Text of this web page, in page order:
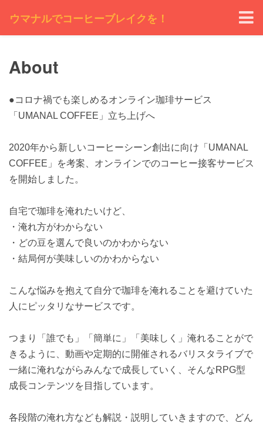
ウマナルでコーヒーブレイクを！
About
●コロナ禍でも楽しめるオンライン珈琲サービス
「UMANAL COFFEE」立ち上げへ
2020年から新しいコーヒーシーン創出に向け「UMANAL
COFFEE」を考案、オンラインでのコーヒー接客サービス
を開始しました。
自宅で珈琲を淹れたいけど、
・淹れ方がわからない
・どの豆を選んで良いのかわからない
・結局何が美味しいのかわからない
こんな悩みを抱えて自分で珈琲を淹れることを避けていた
人にピッタリなサービスです。
つまり「誰でも」「簡単に」「美味しく」淹れることがで
きるように、動画や定期的に開催されるバリスタライブで
一緒に淹れながらみんなで成長していく、そんなRPG型
成長コンテンツを目指しています。
各段階の淹れ方なども解説・説明していきますので、どん